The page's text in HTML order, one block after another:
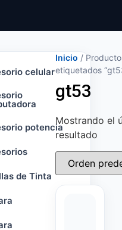
celular
potencia
de Tinta
Inicio /
etiquetados
gt53
Mostrando el
resultado